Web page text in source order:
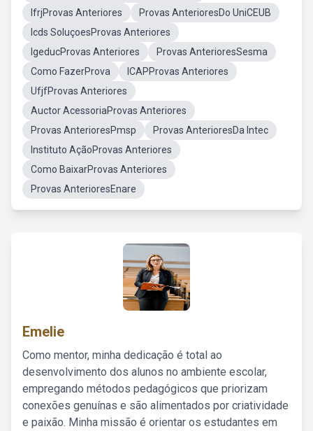
IfrjProvas Anteriores
Provas AnterioresDo UniCEUB
Icds SoluçoesProvas Anteriores
IgeducProvas Anteriores
Provas AnterioresSesma
Como FazerProva
ICAPProvas Anteriores
UfjfProvas Anteriores
Auctor AcessoriaProvas Anteriores
Provas AnterioresPmsp
Provas AnterioresDa Intec
Instituto AçãoProvas Anteriores
Como BaixarProvas Anteriores
Provas AnterioresEnare
Emelie
Como mentor, minha dedicação é total ao
desenvolvimento dos alunos no ambiente escolar,
empregando métodos pedagógicos que priorizam
conexões genuínas e são alimentados por criatividade
e paixão. Minha missão é orientar os estudantes em